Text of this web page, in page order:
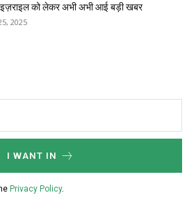
इज़राइल को लेकर अभी अभी आई बड़ी खबर
2025
I WANT IN
Privacy Policy.